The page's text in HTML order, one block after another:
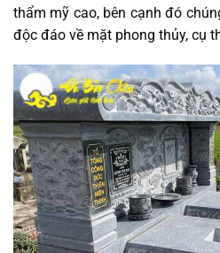
thẩm mỹ cao, bên cạnh đó
độc đáo về mặt phong thủy, cụ